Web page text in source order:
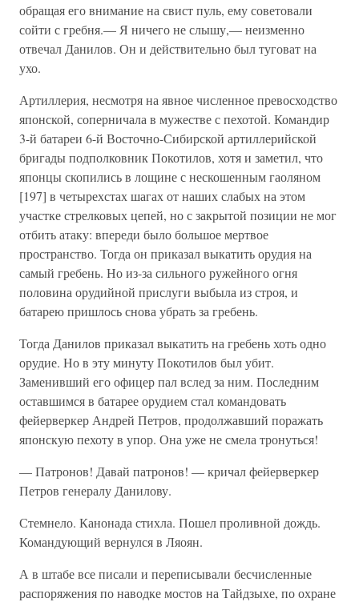
обращая его внимание на свист пуль, ему советовали
сойти с гребня.— Я ничего не слышу,— неизменно
отвечал Данилов. Он и действительно был туговат на
ухо.
Артиллерия, несмотря на явное численное превосходство
японской, соперничала в мужестве с пехотой. Командир
3-й батареи 6-й Восточно-Сибирской артиллерийской
бригады подполковник Покотилов, хотя и заметил, что
японцы скопились в лощине с нескошенным гаоляном
[197] в четырехстах шагах от наших слабых на этом
участке стрелковых цепей, но с закрытой позиции не мог
отбить атаку: впереди было большое мертвое
пространство. Тогда он приказал выкатить орудия на
самый гребень. Но из-за сильного ружейного огня
половина орудийной прислуги выбыла из строя, и
батарею пришлось снова убрать за гребень.
Тогда Данилов приказал выкатить на гребень хоть одно
орудие. Но в эту минуту Покотилов был убит.
Заменивший его офицер пал вслед за ним. Последним
оставшимся в батарее орудием стал командовать
фейерверкер Андрей Петров, продолжавший поражать
японскую пехоту в упор. Она уже не смела тронуться!
— Патронов! Давай патронов! — кричал фейерверкер
Петров генералу Данилову.
Стемнело. Канонада стихла. Пошел проливной дождь.
Командующий вернулся в Ляоян.
А в штабе все писали и переписывали бесчисленные
распоряжения по наводке мостов на Тайдзыхе, по охране